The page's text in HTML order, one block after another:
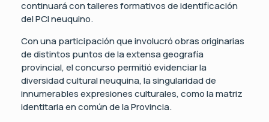
continuará con talleres formativos de identificación
del PCI neuquino.
Con una participación que involucró obras originarias
de distintos puntos de la extensa geografía
provincial, el concurso permitió evidenciar la
diversidad cultural neuquina, la singularidad de
innumerables expresiones culturales, como la matriz
identitaria en común de la Provincia.